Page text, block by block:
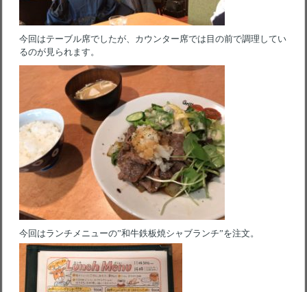
今回はテーブル席でしたが、カウンター席では目の前で調理してい
るのが見られます。
今回はランチメニューの”和牛鉄板焼シャブランチ”を注文。